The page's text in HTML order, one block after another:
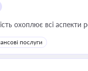
охоплює всі
послуги